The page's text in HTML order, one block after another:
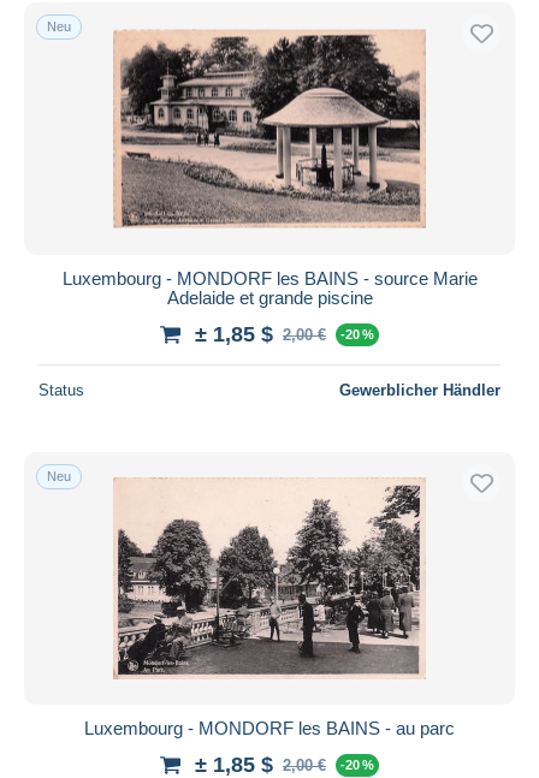
Kostenloser Versand
Zahlungsmethoden
PayPal
Banküberweisung
Visa
Mastercard
Bancontact
Maestro
Gesamte Auswahl aufheben
Wohnsitz des Verkäufers
Übernehmen
Neu
Luxembourg - MONDORF les BAINS - source Marie
Adelaide et grande piscine
± 1,85 $ 2,00 € -20 %
Status Gewerblicher Händler
Neu
Luxembourg - MONDORF les BAINS - au parc
± 1,85 $ 2,00 € -20 %